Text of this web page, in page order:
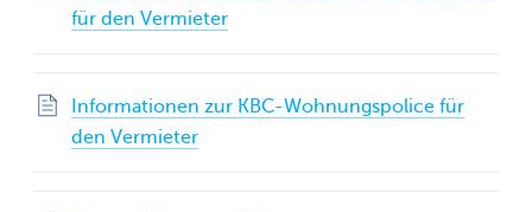
für den Vermieter
Informationen zur KBC-Wohnungspolice für
den Vermieter